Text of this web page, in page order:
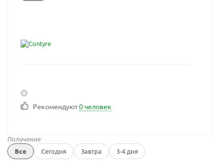
Рекомендуют0 человек
Получение
Все
Сегодня Завтра 3-4 дня